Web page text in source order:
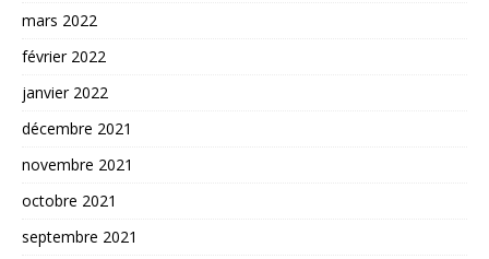
mars 2022
février 2022
janvier 2022
décembre 2021
novembre 2021
octobre 2021
septembre 2021